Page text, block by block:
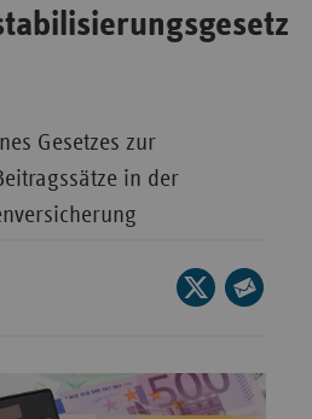
Gesetzes zur
in der
Seite
auf
E-
Mail